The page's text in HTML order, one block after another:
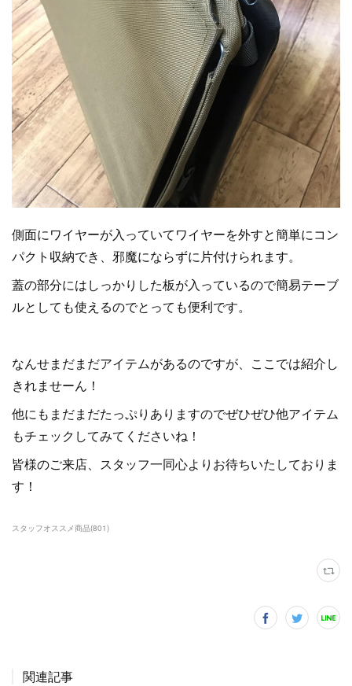
側面にワイヤーが入っていてワイヤーを外すと簡単にコン
パクト収納でき、邪魔にならずに片付けられます。
蓋の部分にはしっかりした板が入っているので簡易テーブ
ルとしても使えるのでとっても便利です。
なんせまだまだアイテムがあるのですが、ここでは紹介し
きれませーん！
他にもまだまだたっぷりありますのでぜひぜひ他アイテム
もチェックしてみてくださいね！
皆様のご来店、スタッフ一同心よりお待ちいたしておりま
す！
スタッフオススメ商品(801)
関連記事